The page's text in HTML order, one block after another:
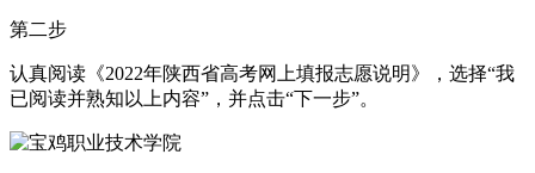
第二步
认真阅读《2022年陕西省高考网上填报志愿说明》，选择“我
已阅读并熟知以上内容”，并点击“下一步”。